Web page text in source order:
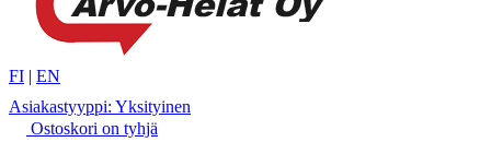
FI | EN
Asiakastyyppi: Yksityinen
Ostoskori on tyhjä